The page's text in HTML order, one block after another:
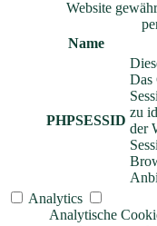
Website
Name
PHPSESSID
Das
zu
der
Analytics
Analytische